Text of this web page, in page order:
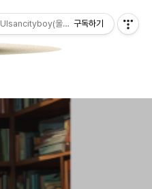
Ulsancityboy(울산청년)구독하기